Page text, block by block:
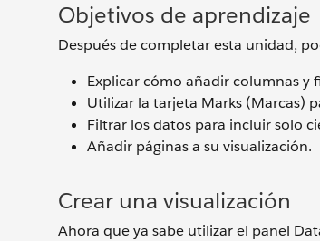
Objetivos de aprendizaje
Después de completar esta unidad,
Explicar cómo añadir columnas y
Utilizar la tarjeta Marks (Marcas)
Filtrar los datos para incluir solo
Añadir páginas a su visualización.
Crear una visualización
Ahora que ya sabe utilizar el panel